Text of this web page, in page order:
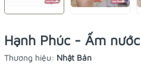
Hạnh Phúc - Ấm
Thương hiệu: Nhật Bản